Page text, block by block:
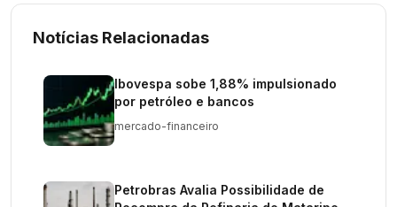
Notícias Relacionadas
Ibovespa sobe 1,88% impulsionado
por petróleo e bancos
mercado-financeiro
Petrobras Avalia Possibilidade de